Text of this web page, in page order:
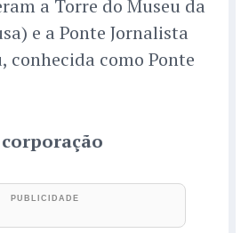
a Torre do Museu da
e a Ponte Jornalista
conhecida como Ponte